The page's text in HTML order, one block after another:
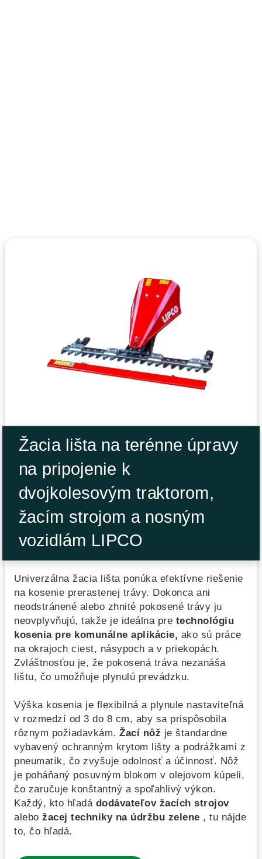
Žacia lišta na terénne úpravy
na pripojenie k
dvojkolesovým traktorom,
žacím strojom a nosným
vozidlám LIPCO
Univerzálna žacia lišta ponúka efektívne riešenie
na kosenie prerastenej trávy. Dokonca ani
neodstránené alebo zhnité pokosené trávy ju
neovplyvňujú, takže je ideálna pre technológiu
kosenia pre komunálne aplikácie, ako sú práce
na okrajoch ciest, násypoch a v priekopách.
Zvláštnosťou je, že pokosená tráva nezanáša
lištu, čo umožňuje plynulú prevádzku.
Výška kosenia je flexibilná a plynule nastaviteľná
v rozmedzí od 3 do 8 cm, aby sa prispôsobila
rôznym požiadavkám. Žací nôž je štandardne
vybavený ochranným krytom lišty a podrážkami z
pneumatík, čo zvyšuje odolnosť a účinnosť. Nôž
je poháňaný posuvným blokom v olejovom kúpeli,
čo zaručuje konštantný a spoľahlivý výkon.
Každý, kto hľadá dodávateľov žacích strojov
alebo žacej techniky na údržbu zelene , tu nájde
to, čo hľadá.